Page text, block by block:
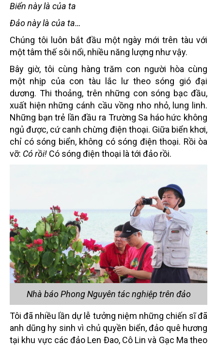
Biển này là của ta
Đảo này là của ta…
Chúng tôi luôn bắt đầu một ngày mới trên tàu với
một tâm thế sôi nổi, nhiều năng lượng như vậy.
Bây giờ, tôi cùng hàng trăm con người hòa cùng
một nhịp của con tàu lắc lư theo sóng gió đại
dương. Thi thoảng, trên những con sóng bạc đầu,
xuất hiện những cánh cầu vồng nho nhỏ, lung linh.
Những bạn trẻ lần đầu ra Trường Sa háo hức không
ngủ được, cứ canh chừng điện thoại. Giữa biển khơi,
chỉ có sóng biển, không có sóng điện thoại. Rồi òa
vỡ: Có rồi! Có sóng điện thoại là tới đảo rồi.
Nhà báo Phong Nguyên tác nghiệp trên đảo
Tôi đã nhiều lần dự lễ tưởng niệm những chiến sĩ đã
anh dũng hy sinh vì chủ quyền biển, đảo quê hương
tại khu vực các đảo Len Đao, Cô Lin và Gạc Ma theo